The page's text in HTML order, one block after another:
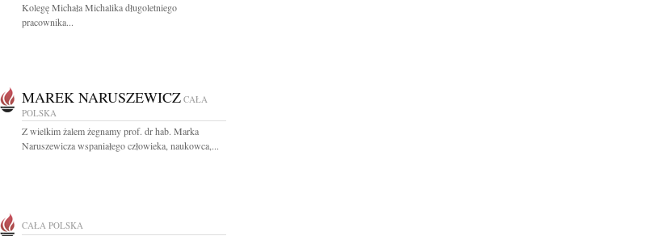
Kolegę Michała Michalika długoletniego
pracownika...
MAREK NARUSZEWICZ CAŁA
POLSKA
Z wielkim żalem żegnamy prof. dr hab. Marka
Naruszewicza wspaniałego człowieka, naukowca,...
CAŁA POLSKA